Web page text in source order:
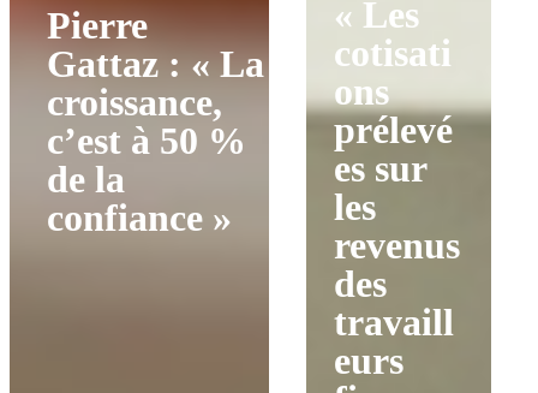
Pierre
Gattaz : « La
croissance,
c’est à 50 %
de la
confiance »
« Les
cotisati
ons
prélevé
es sur
les
revenus
des
travaill
eurs